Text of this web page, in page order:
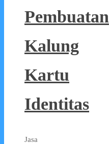
Pembuatan
Kalung
Kartu
Identitas
Jasa